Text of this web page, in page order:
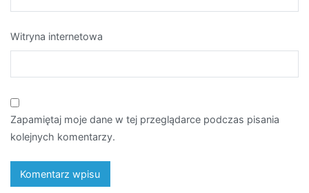
Witryna internetowa
Zapamiętaj moje dane w tej przeglądarce podczas pisania
kolejnych komentarzy.